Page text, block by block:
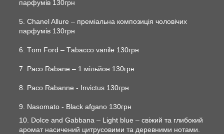
парфумів 130грн
5. Chanel Allure – преміальна композиція чоловічих
парфумів 130грн
6. Тom Ford – Тabacco vanile 130грн
7. Paco Rabane – 1 мільйон 130грн
8. Paco Rabanne - Invictus 130грн
9. Nasomato - Black afgano 130грн
10. Dolce and Gabbana – Light blue – свіжий та глибокий
аромат насичений цитрусовими та деревними нотами.